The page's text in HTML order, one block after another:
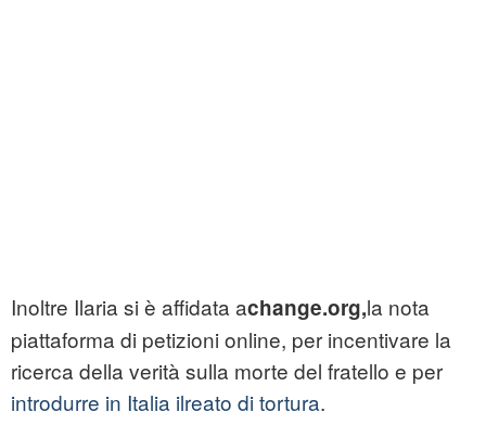
Inoltre Ilaria si è affidata achange.org,la nota
piattaforma di petizioni online, per incentivare la
ricerca della verità sulla morte del fratello e per
introdurre in Italia ilreato di tortura.